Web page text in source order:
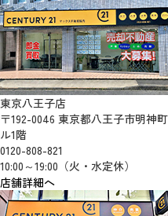
東京八王子店
〒192-0046 東京都八王子市明神
ル1階
0120-808-821
10:00～19:00（火・水定休）
店舗詳細へ